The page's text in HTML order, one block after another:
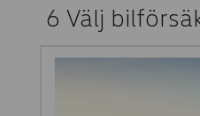
6 Välj